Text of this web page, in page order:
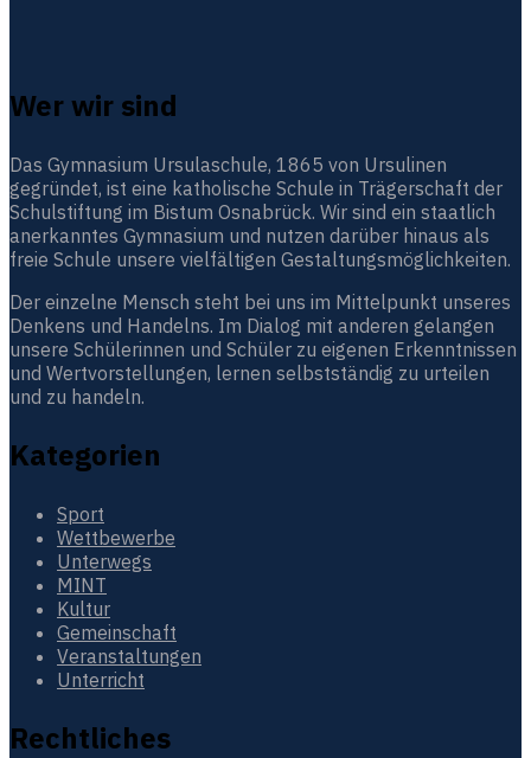
Wer wir sind
Das Gymnasium Ursulaschule, 1865 von Ursulinen
gegründet, ist eine katholische Schule in Trägerschaft der
Schulstiftung im Bistum Osnabrück. Wir sind ein staatlich
anerkanntes Gymnasium und nutzen darüber hinaus als
freie Schule unsere vielfältigen Gestaltungsmöglichkeiten.
Der einzelne Mensch steht bei uns im Mittelpunkt unseres
Denkens und Handelns. Im Dialog mit anderen gelangen
unsere Schülerinnen und Schüler zu eigenen Erkenntnissen
und Wertvorstellungen, lernen selbstständig zu urteilen
und zu handeln.
Kategorien
Sport
Wettbewerbe
Unterwegs
MINT
Kultur
Gemeinschaft
Veranstaltungen
Unterricht
Rechtliches